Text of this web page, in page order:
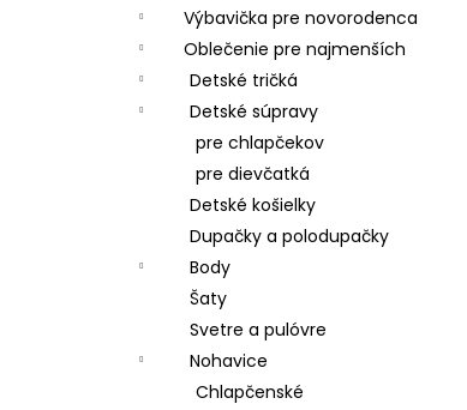
Výbavička pre novorodenca
Oblečenie pre najmenších
Detské tričká
Detské súpravy
pre chlapčekov
pre dievčatká
Detské košielky
Dupačky a polodupačky
Body
Šaty
Svetre a pulóvre
Nohavice
Chlapčenské
ŠATY
€28,50